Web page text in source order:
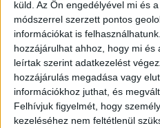
küld. Az Ön engedélyével mi és
módszerrel szerzett pontos
információkat is
hozzájárulhat ahhoz, hogy mi
leírtak szerint adatkezelést
hozzájárulás megadása vagy
információkhoz juthat, és
Felhívjuk figyelmét, hogy
kezeléséhez nem feltétlenül
A párhuzamos növekedés
szolgáltatást nem egymás
kiegészítve használják az
piackutatása alapján a
mindkét szolgáltatást
internetet választják az olyan